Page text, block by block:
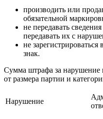
производить или
обязательной
не передавать
передавать их с
не
знак.
Сумма штрафа за нарушение
от размера партии и
Нарушение